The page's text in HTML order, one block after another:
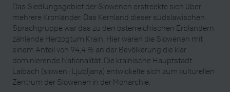
Das Siedlungsgebiet der Slowenen erstreckte sich über
mehrere Kronländer. Das Kernland dieser südslawischen
Sprachgruppe war das zu den österreichischen Erbländern
zählende Herzogtum Krain. Hier waren die Slowenen mit
einem Anteil von 94,4 % an der Bevölkerung die klar
dominierende Nationalität. Die krainische Hauptstadt
Laibach (slowen.: Ljubljana) entwickelte sich zum kulturellen
Zentrum der Slowenen in der Monarchie.